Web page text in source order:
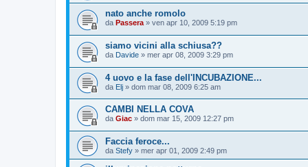
nato anche romolo
da Passera» ven apr 10, 2009 5:19 pm
siamo vicini alla schiusa??
da Davide » mer apr 08, 2009 3:29 pm
4 uovo e la fase dell'INCUBAZIONE...
da Elj » dom mar 08, 2009 6:25 am
CAMBI NELLA COVA
da Giac » dom mar 15, 2009 12:27 pm
Faccia feroce...
da Stefy » mer apr 01, 2009 2:49 pm